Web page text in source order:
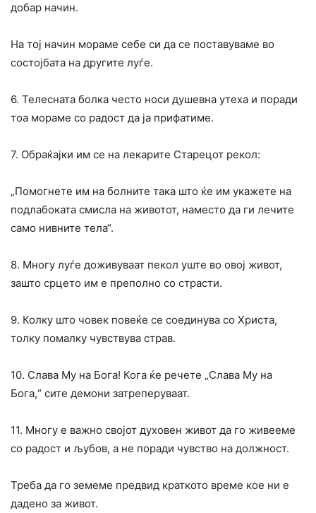
добар начин.
На тој начин мораме себе си да се поставуваме во
состојбата на другите луѓе.
6. Телесната болка често носи душевна утеха и поради
тоа мораме со радост да ја прифатиме.
7. Обраќајки им се на лекарите Старецот рекол:
„Помогнете им на болните така што ќе им укажете на
подлабоката смисла на животот, наместо да ги лечите
само нивните тела“.
8. Многу луѓе доживуваат пекол уште во овој живот,
зашто срцето им е преполно со страсти.
9. Колку што човек повеќе се соединува со Христа,
толку помалку чувствува страв.
10. Слава Му на Бога! Кога ќе речете „Слава Му на
Бога,“ сите демони затреперуваат.
11. Многу е важно својот духовен живот да го живееме
со радост и љубов, а не поради чувство на должност.
Треба да го земеме предвид краткото време кое ни е
дадено за живот.